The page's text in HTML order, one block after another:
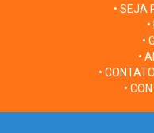
• SEJA
•
•
•
•